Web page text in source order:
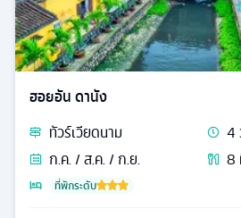
ฮอยอัน ดานัง
ทัวร์เวียดนาม 4
ก.ค. / ส.ค. / ก.ย.
8
ที่พักระดับ